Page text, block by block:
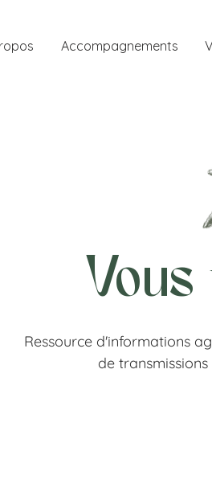
Accompagnements
Ressource d'informations
de